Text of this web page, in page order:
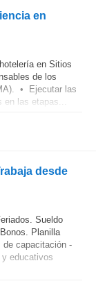
en
en Sitios
de los
• Ejecutar las
las etapas...
desde
Sueldo
Planilla
de capacitación -
educativos